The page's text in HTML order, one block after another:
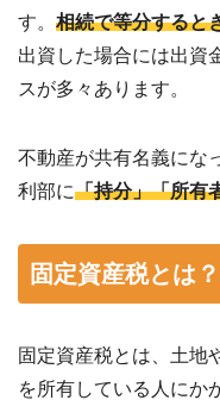
す。 相続で等分すると
出資した場合には出資
スが多々あります。
不動産が共有名義にな
利部に「持分」「所有
固定資産税とは？
固定資産税とは、土地
を所有している人にか